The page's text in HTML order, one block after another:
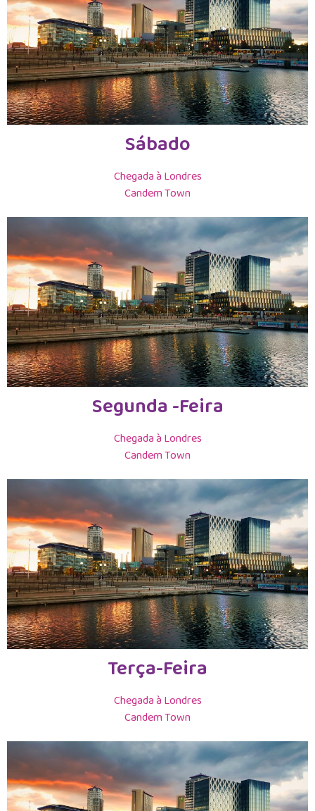
Sábado
Chegada à Londres
Candem Town
Segunda -Feira
Chegada à Londres
Candem Town
Terça-Feira
Chegada à Londres
Candem Town